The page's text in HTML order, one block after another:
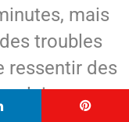
mais
troubles
ressentir des
ou